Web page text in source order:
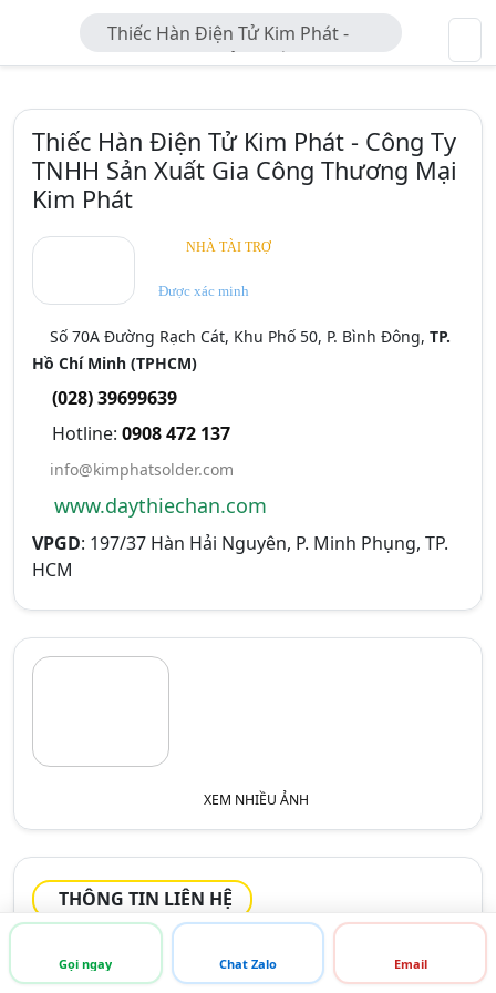
Thiếc Hàn Điện Tử Kim Phát -
Công Ty TNHH Sản Xuất Gia Công
Thiếc Hàn Điện Tử Kim Phát - Công Ty
TNHH Sản Xuất Gia Công Thương Mại
Kim Phát
NHÀ TÀI TRỢ
Được xác minh
Số 70A Đường Rạch Cát, Khu Phố 50, P. Bình Đông, TP.
Hồ Chí Minh (TPHCM)
(028) 39699639
Hotline: 0908 472 137
info@kimphatsolder.com
www.daythiechan.com
VPGD: 197/37 Hàn Hải Nguyên, P. Minh Phụng, TP.
HCM
XEM NHIỀU ẢNH
THÔNG TIN LIÊN HỆ
Chức vụ: TP. Kinh Doanh
Gọi ngay Chat Zalo Email